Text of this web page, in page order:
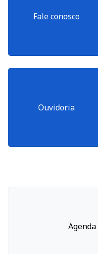
Fale conosco
Ouvidoria